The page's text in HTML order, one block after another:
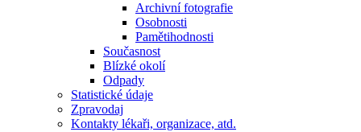
Archivní fotografie
Osobnosti
Pamětihodnosti
Současnost
Blízké okolí
Odpady
Statistické údaje
Zpravodaj
Kontakty lékaři, organizace, atd.